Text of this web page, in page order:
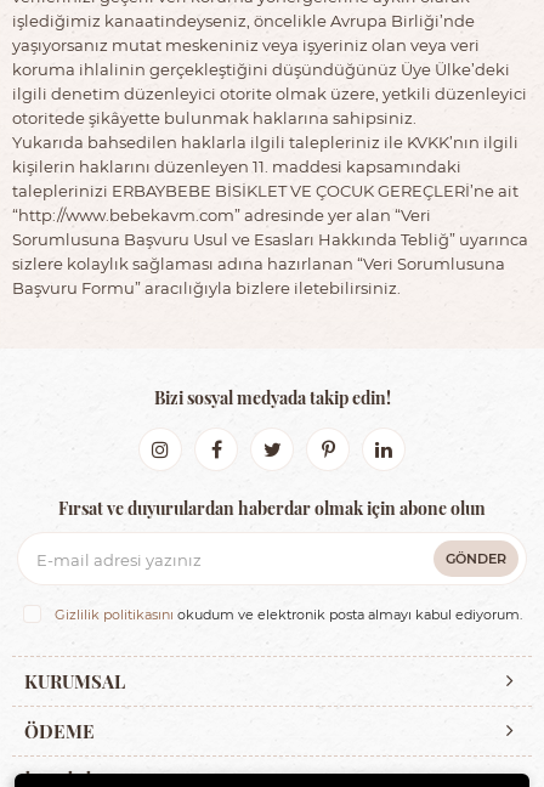
işlediğimiz kanaatindeyseniz, öncelikle Avrupa Birliği’nde
yaşıyorsanız mutat meskeniniz veya işyeriniz olan veya veri
koruma ihlalinin gerçekleştiğini düşündüğünüz Üye Ülke’deki
ilgili denetim düzenleyici otorite olmak üzere, yetkili düzenleyici
otoritede şikâyette bulunmak haklarına sahipsiniz.
Yukarıda bahsedilen haklarla ilgili talepleriniz ile KVKK’nın ilgili
kişilerin haklarını düzenleyen 11. maddesi kapsamındaki
taleplerinizi ERBAYBEBE BİSİKLET VE ÇOCUK GEREÇLERİ’ne ait
“http://www.bebekavm.com” adresinde yer alan “Veri
Sorumlusuna Başvuru Usul ve Esasları Hakkında Tebliğ” uyarınca
sizlere kolaylık sağlaması adına hazırlanan “Veri Sorumlusuna
Başvuru Formu” aracılığıyla bizlere iletebilirsiniz.
KURUMSAL
ÖDEME
İLETİŞİM
Bizi sosyal medyada takip edin!
Fırsat ve duyurulardan haberdar olmak için abone olun
GÖNDER
Gizlilik politikasını okudum ve elektronik posta almayı kabul ediyorum.